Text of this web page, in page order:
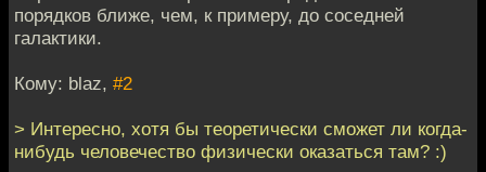
порядков ближе, чем, к примеру, до соседней
галактики.
Кому: blaz, #2
> Интересно, хотя бы теоретически сможет ли когда-
нибудь человечество физически оказаться там? :)